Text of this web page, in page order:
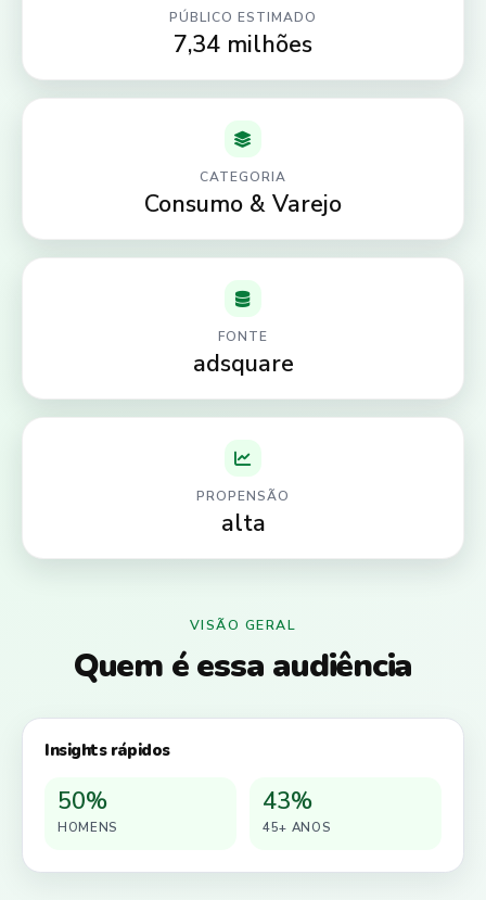
PÚBLICO ESTIMADO
7,34 milhões
CATEGORIA
Consumo & Varejo
FONTE
adsquare
PROPENSÃO
alta
VISÃO GERAL
Quem é essa audiência
Insights rápidos
50%
HOMENS
43%
45+ ANOS